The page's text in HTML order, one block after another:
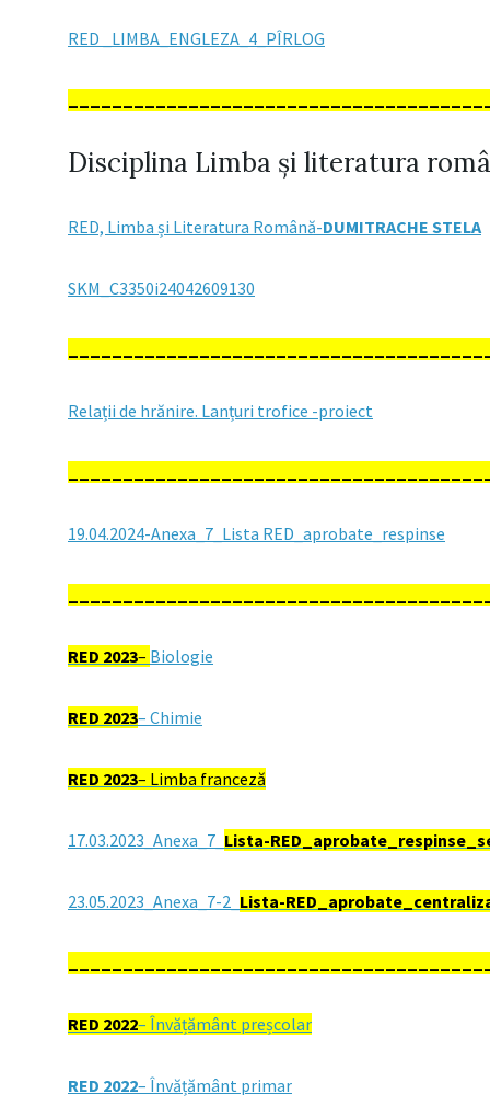
RED _LIMBA_ENGLEZA_4_PÎRLOG
Disciplina Limba și literatura
RED, Limba și Literatura Română-DUMITRACHE STELA
SKM_C3350i24042609130
Relații de hrănire. Lanțuri trofice -proiect
19.04.2024-Anexa_7_Lista RED_aprobate_respinse
RED 2023– Biologie
RED 2023– Chimie
RED 2023– Limba franceză
17.03.2023_Anexa_7_ Lista-
23.05.2023_Anexa_7-2_ Lista-
RED 2022– Învățământ preșcolar
RED 2022– Învățământ primar